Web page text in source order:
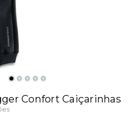
Confort Caiçarinhas